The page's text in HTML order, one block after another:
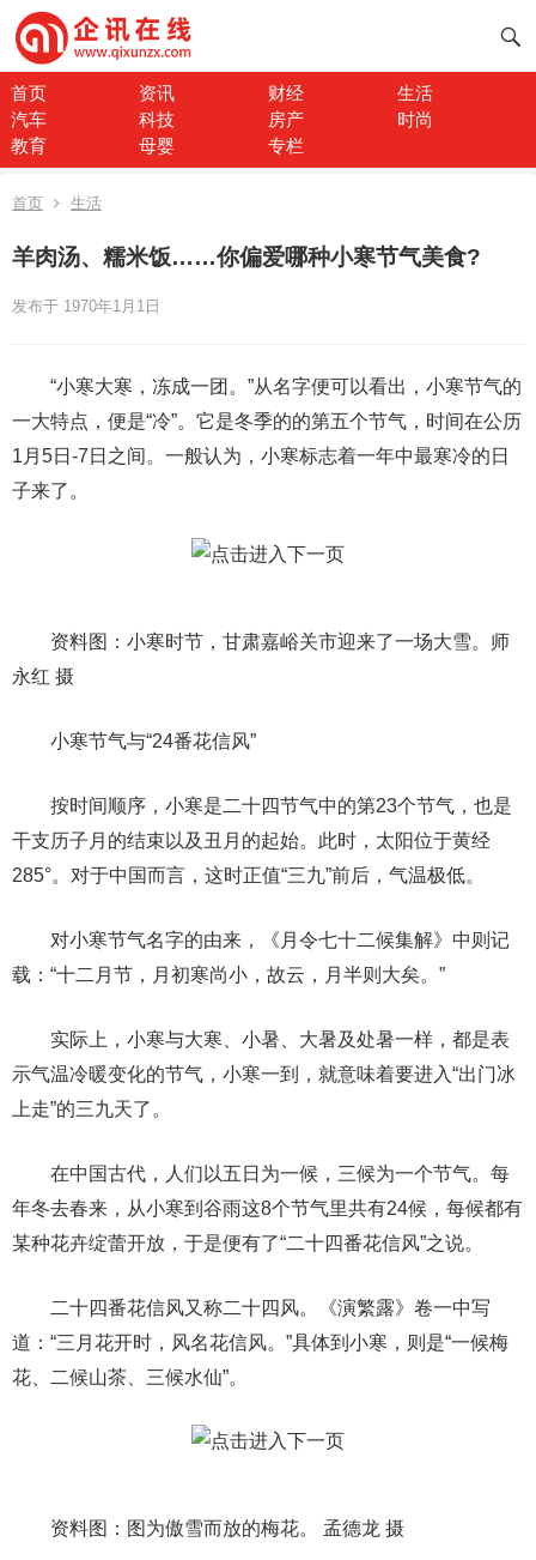
首页 资讯 财经
生活
汽车
科技 房产
时尚
教育
母婴 专栏
首页 生活
羊肉汤、糯米饭……你偏爱哪种小寒节气美食?
发布于 1970年1月1日
“小寒大寒，冻成一团。”从名字便可以看出，小寒节气的
一大特点，便是“冷”。它是冬季的的第五个节气，时间在公历
1月5日-7日之间。一般认为，小寒标志着一年中最寒冷的日
子来了。
资料图：小寒时节，甘肃嘉峪关市迎来了一场大雪。师
永红 摄
小寒节气与“24番花信风”
按时间顺序，小寒是二十四节气中的第23个节气，也是
干支历子月的结束以及丑月的起始。此时，太阳位于黄经
285°。对于中国而言，这时正值“三九”前后，气温极低。
对小寒节气名字的由来，《月令七十二候集解》中则记
载：“十二月节，月初寒尚小，故云，月半则大矣。”
实际上，小寒与大寒、小暑、大暑及处暑一样，都是表
示气温冷暖变化的节气，小寒一到，就意味着要进入“出门冰
上走”的三九天了。
在中国古代，人们以五日为一候，三候为一个节气。每
年冬去春来，从小寒到谷雨这8个节气里共有24候，每候都有
某种花卉绽蕾开放，于是便有了“二十四番花信风”之说。
二十四番花信风又称二十四风。《演繁露》卷一中写
道：“三月花开时，风名花信风。”具体到小寒，则是“一候梅
花、二候山茶、三候水仙”。
资料图：图为傲雪而放的梅花。 孟德龙 摄